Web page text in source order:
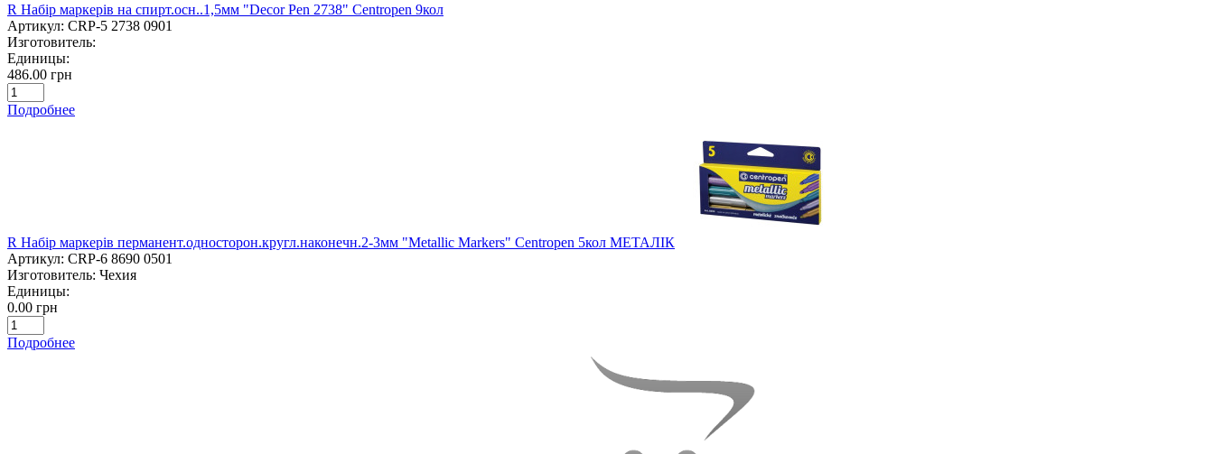
R Набір маркерів на спирт.осн..1,5мм "Decor Pen 2738" Centropen 9кол
Артикул: CRP-5 2738 0901
Изготовитель:
Единицы:
486.00 грн
Подробнее
R Набір маркерів перманент.односторон.кругл.наконечн.2-3мм "Metallic Markers" Centropen 5кол МЕТАЛІК
Артикул: CRP-6 8690 0501
Изготовитель: Чехия
Единицы:
0.00 грн
Подробнее